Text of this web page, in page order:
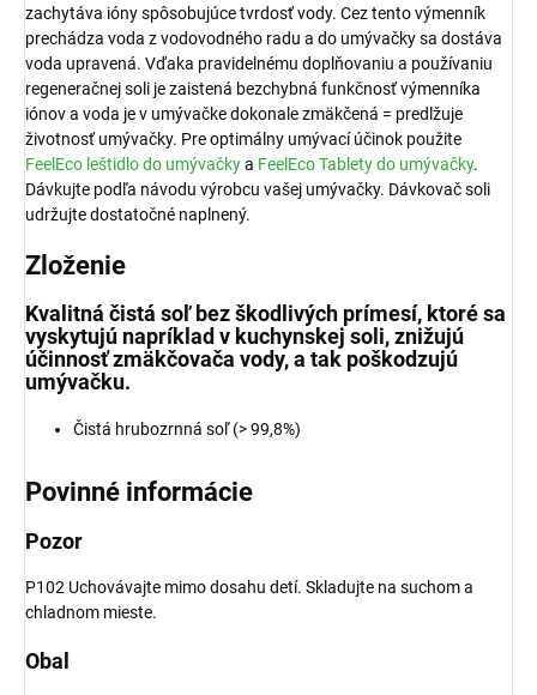
zachytáva ióny spôsobujúce tvrdosť vody. Cez tento výmenník
prechádza voda z vodovodného radu a do umývačky sa dostáva
voda upravená. Vďaka pravidelnému doplňovaniu a používaniu
regeneračnej soli je zaistená bezchybná funkčnosť výmenníka
iónov a voda je v umývačke dokonale zmäkčená = predlžuje
životnosť umývačky. Pre optimálny umývací účinok použite
FeelEco leštidlo do umývačkya FeelEco Tablety do umývačky.
Dávkujte podľa návodu výrobcu vašej umývačky. Dávkovač soli
udržujte dostatočné naplnený.
Zloženie
Kvalitná čistá soľ bez škodlivých prímesí, ktoré sa
vyskytujú napríklad v kuchynskej soli, znižujú
účinnosť zmäkčovača vody, a tak poškodzujú
umývačku.
Čistá hrubozrnná soľ (> 99,8%)
Povinné informácie
Pozor
P102 Uchovávajte mimo dosahu detí. Skladujte na suchom a
chladnom mieste.
Obal